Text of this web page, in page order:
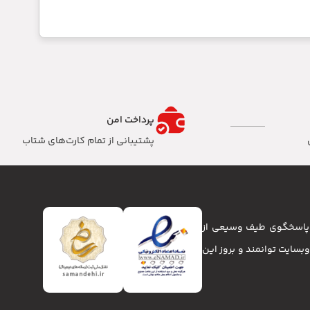
پرداخت امن
پشتیبانی از تمام کارت‌های شتاب
پاسخگوی طیف وسیعی از
و وبسایت توانمند و بروز این